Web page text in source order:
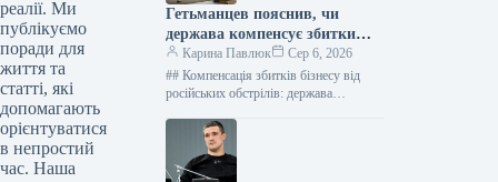
реалії. Ми
публікуємо
поради для
життя та
статті, які
допомагають
орієнтуватися
в непростий
час. Наша
Гетьманцев пояснив, чи
держава компенсує збитки
бізнесам від ударів РФ
Карина Павлюк
Сер 6, 2026
## Компенсація збитків бізнесу від
російських обстрілів: держава
не має фінансових ресурсів для
прямого відшкодування…